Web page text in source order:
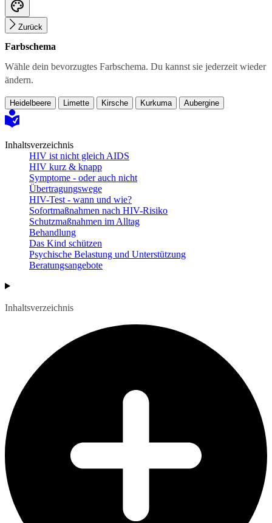
Zurück
Farbschema
Wähle dein bevorzugtes Farbschema. Du kannst sie jederzeit wieder
ändern.
Heidelbeere Limette Kirsche Kurkuma Aubergine
Inhaltsverzeichnis
HIV ist nicht gleich AIDS
HIV kurz & knapp
Symptome - oder auch nicht
Übertragungswege
HIV-Test - wann und wie?
Sofortmaßnahmen nach HIV-Risiko
Schutzmaßnahmen im Alltag
Behandlung
Das Kind schützen
Psychische Belastung und Unterstützung
Beratungsangebote
Inhaltsverzeichnis